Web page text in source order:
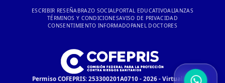
ESCRIBIR RESEÑABRAZO SOCIALPORTAL EDUCATIVOALIANZAS
TÉRMINOS Y CONDICIONESAVISO DE PRIVACIDAD
CONSENTIMIENTO INFORMADOPANEL DOCTORES
Permiso COFEPRIS: 253300201A0710 - 2026 - VirtualMD